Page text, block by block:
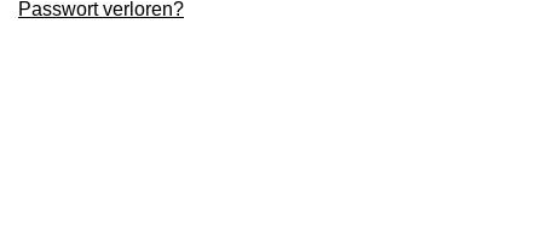
Passwort verloren?